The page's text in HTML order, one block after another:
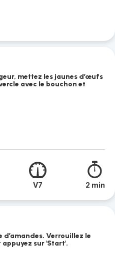
mettez les jaunes d’œufs
avec le bouchon et
V7 2 min
Verrouillez le
sur 'Start'.